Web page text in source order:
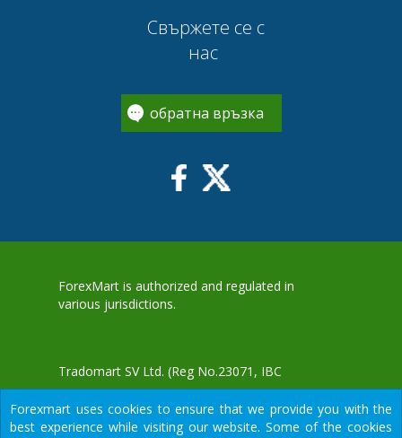
Свържете се с
нас
обратна връзка
ForexMart is authorized and regulated in
various jurisdictions.
Tradomart SV Ltd. (Reg No.23071, IBC
2015) with a registered office at First Floor,
SVG Teachers Co-operative Credit Union
Limited Uptown Building, Corner of James
aWS
Forexmart uses cookies to ensure that we provide you with the
best experience while visiting our website. Some of the cookies